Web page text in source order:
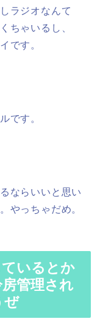
ラジオなんて
ちゃいるし、
です。
です。
ならいいと思い
やっちゃだめ。
いるとか
管理され
ぜ